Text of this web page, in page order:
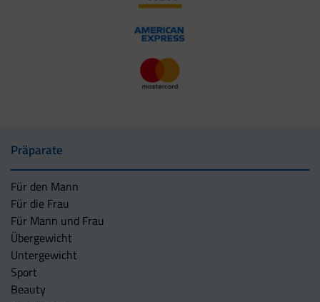
Präparate
Für den Mann
Für die Frau
Für Mann und Frau
Übergewicht
Untergewicht
Sport
Beauty